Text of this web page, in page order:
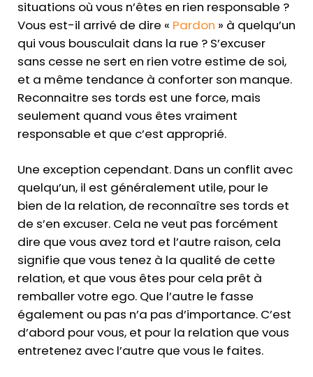
situations où vous n’êtes en rien responsable ?
Vous est-il arrivé de dire « Pardon » à quelqu’un
qui vous bousculait dans la rue ? S’excuser
sans cesse ne sert en rien votre estime de soi,
et a même tendance à conforter son manque.
Reconnaitre ses tords est une force, mais
seulement quand vous êtes vraiment
responsable et que c’est approprié.
Une exception cependant. Dans un conflit avec
quelqu’un, il est généralement utile, pour le
bien de la relation, de reconnaître ses tords et
de s’en excuser. Cela ne veut pas forcément
dire que vous avez tord et l’autre raison, cela
signifie que vous tenez à la qualité de cette
relation, et que vous êtes pour cela prêt à
remballer votre ego. Que l’autre le fasse
également ou pas n’a pas d’importance. C’est
d’abord pour vous, et pour la relation que vous
entretenez avec l’autre que vous le faites.